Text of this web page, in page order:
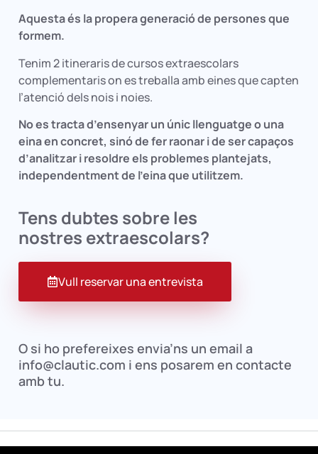
Aquesta és la propera generació de persones que
formem.
Tenim 2 itineraris de cursos extraescolars
complementaris on es treballa amb eines que capten
l’atenció dels nois i noies.
No es tracta d’ensenyar un únic llenguatge o una
eina en concret, sinó de fer raonar i de ser capaços
d’analitzar i resoldre els problemes plantejats,
independentment de l’eina que utilitzem.
Tens dubtes sobre les
nostres extraescolars?
Vull reservar una entrevista
O si ho prefereixes envia’ns un email a
info@clautic.com i ens posarem en contacte
amb tu.